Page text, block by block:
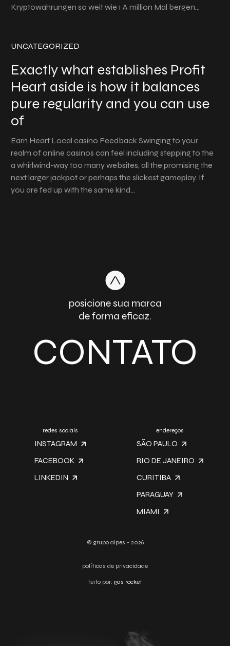
Kryptowahrungen so weit wie 1 A million Mal bergen…
UNCATEGORIZED
Exactly what establishes Profit
Heart aside is how it balances
pure regularity and you can use
of
Earn Heart Local casino Feedback Swinging to your
realm of online casinos can feel including stepping to the
a whirlwind-way too many websites, all the promising the
next larger jackpot or perhaps the slickest gameplay. If
you are fed up with the same kind…
posicione sua marca
de forma eficaz.
CONTATO
redes sociais
INSTAGRAM
FACEBOOK
LINKEDIN
endereços
SÃO PAULO
RIO DE JANEIRO
CURITIBA
PARAGUAY
MIAMI
© grupo alpes - 2026
políticas de privacidade
feito por: gas rocket